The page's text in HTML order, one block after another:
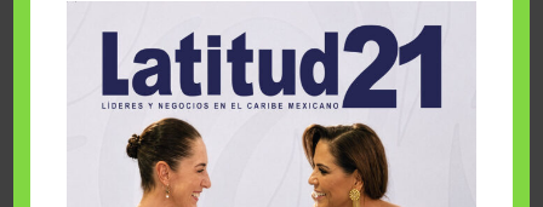
Cuando la solidaridad inspira; cumplen
sueños Fairmont Mayakoba y Make-A-Wish